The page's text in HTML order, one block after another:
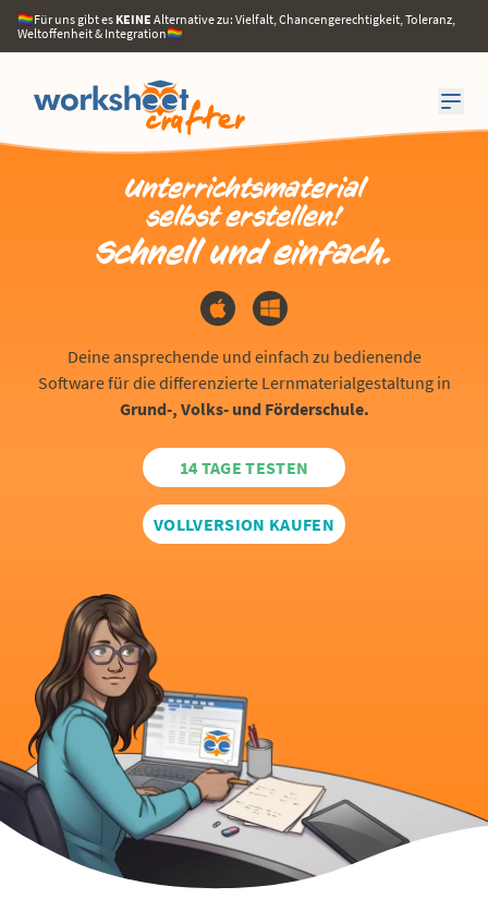
🏳️‍🌈Für uns gibt es KEINE Alternative zu: Vielfalt, Chancengerechtigkeit, Toleranz,
Weltoffenheit & Integration🏳️‍🌈
Unterrichts­material
selbst erstellen!
Schnell und einfach.
Deine ansprechende und einfach zu bedienende
Software für die differenzierte Lernmaterialgestaltung in
Grund-, Volks- und Förderschule.
14 TAGE TESTEN
VOLLVERSION KAUFEN